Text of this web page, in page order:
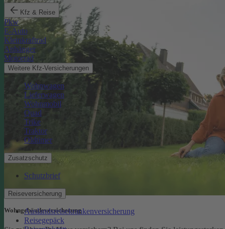
Kfz & Reise
Pkw
E-Auto
Kleinkraftrad
Anhänger
Motorrad
Weitere Kfz-Versicherungen
Wohnwagen
Lieferwagen
Wohnmobil
Quad
Trike
Traktor
Oldtimer
Zusatzschutz
Schutzbrief
Reiseversicherung
Auslandsreisekrankenversicherung
Reisegepäck
Wohngebäude­versicherung